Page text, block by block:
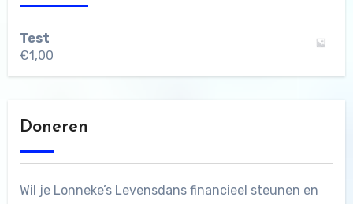
Test
€1,00
Doneren
Wil je Lonneke’s Levensdans financieel steunen en